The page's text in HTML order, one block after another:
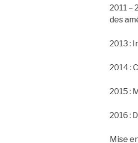
2011 –
des
2013 :
2014 :
2015 :
2016 :
Mise